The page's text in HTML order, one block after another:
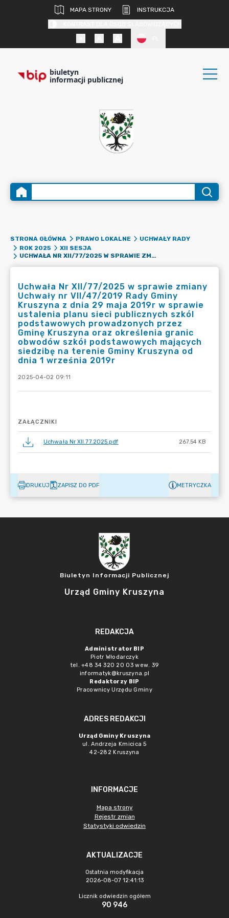
MAPA STRONY
INSTRUKCJA
biuletyn
informacji publicznej
STRONA GŁÓWNA PRAWO LOKALNE
UCHWAŁY RADY
ROK 2025
XII SESJA
UCHWAŁA NR XII/77/2025 W SPRAWIE ZMIANY UCHWAŁY NR VII/47/2019 RADY GMINY KRUSZYNA Z DNIA 29 MAJA 2019R W SPRAWIE USTALENIA PLANU SIECI PUBLICZNYCH SZKÓL PODSTAWOWYCH PROWADZONYCH PRZEZ GMINĘ KRUSZYNA ORAZ OKREŚLENIA GRANIC OBWODÓW SZKÓŁ PODSTAWOWYCH MAJĄCYCH SIEDZIBĘ NA TERENIE GMINY KRUSZYNA OD DNIA 1 WRZEŚNIA 2019R
Uchwała Nr XII/77/2025 w sprawie zmiany
Uchwały nr VII/47/2019 Rady Gminy
Kruszyna z dnia 29 maja 2019r w sprawie
ustalenia planu sieci publicznych szkól
podstawowych prowadzonych przez
Gminę Kruszyna oraz określenia granic
obwodów szkół podstawowych mających
siedzibę na terenie Gminy Kruszyna od
dnia 1 września 2019r
2025-04-02 09:11
ZAŁĄCZNIKI
Uchwała Nr XII.77.2025.pdf 267.54 KB
DRUKUJ ZAPISZ DO PDF METRYCZKA
Biuletyn Informacji Publicznej
Urząd Gminy Kruszyna
REDAKCJA
Administrator BIP
Piotr Włodarczyk
tel. +48 34 320 20 03 wew. 39
informatyk@kruszyna.pl
Redaktorzy BIP
Pracownicy Urzędu Gminy
ADRES REDAKCJI
Urząd Gminy Kruszyna
ul. Andrzeja Kmicica 5
42-282 Kruszyna
INFORMACJE
Mapa strony
Rejestr zmian
Statystyki odwiedzin
AKTUALIZACJE
Ostatnia modyfikacja
2026-08-07 12:41:13
Licznik odwiedzin ogółem
90 946